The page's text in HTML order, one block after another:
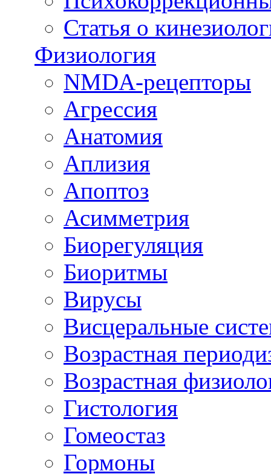
Статья о
Физиология
NMDA-рецепторы
Агрессия
Анатомия
Аплизия
Апоптоз
Асимметрия
Биорегуляция
Биоритмы
Вирусы
Висцеральные
Возрастная
Возрастная
Гистология
Гомеостаз
Гормоны